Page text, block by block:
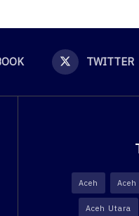
TWITTER
Aceh Aceh
Aceh Utara